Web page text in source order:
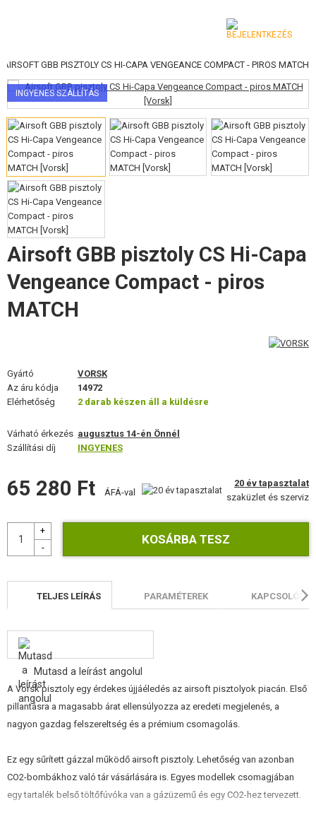
KATEGÓRIA
AIRSOFT FEGYVEREK
LÉGFEGYVEREK, CSÚZLIK
GRÁNÁTVETŐK, GRÁNÁTOK
LÖVEDÉK, GÁZ
AKKUMULÁTOROK, TÖLTŐK
TÁRAK
SZEMÜVEGEK, MASZKOK
RÁDIÓS, FEJHALLGATÓ, KAMERÁK
PÓTALKATRÉSZEK FEGYVEREKHEZ
FEGYVER JAVÍTÁS ÉS KARBANTARTÁS
CÉLOK, LŐLAP
OUTDOOR, BUSHCRAFT
ÉPÍTŐKÉSZLETEK, MODELLEK
REKLÁM TÁRGYAK
SÉRÜLT, HASZNÁLT ÁRUK
KEDVEZMÉNYEK
AIRSOFT GBB PISZTOLY CS HI-CAPA VENGEANCE COMPACT - PIROS MATCH
INGYENES SZÁLLÍTÁS
Airsoft GBB pisztoly CS Hi-Capa
Vengeance Compact - piros
MATCH
Gyártó
VORSK
Az áru kódja
14972
Elérhetőség
2 darab készen áll a küldésre
Várható érkezés augusztus 14-én Önnél
Szállítási díj
INGYENES
65 280 Ft ÁFÁ-val
20 év tapasztalat
szaküzlet és szerviz
TELJES LEÍRÁS PARAMÉTEREK KAPCSOLÓDÓ
Mutasd a leírást angolul
A Vorsk pisztoly egy érdekes újjáéledés az airsoft pisztolyok piacán. Első
pillantásra a magasabb árat ellensúlyozza az eredeti megjelenés, a
nagyon gazdag felszereltség és a prémium csomagolás.
Ez egy sűrített gázzal működő airsoft pisztoly. Lehetőség van azonban
CO2-bombákhoz való tár vásárlására is. Egyes modellek csomagjában
egy tartalék belső töltőfúvóka van a gázüzemű és egy CO2-hez tervezett.